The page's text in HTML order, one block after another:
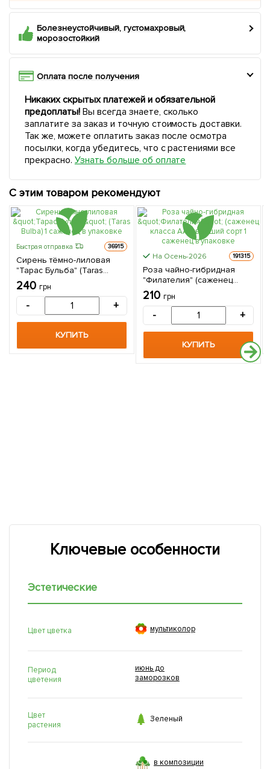
Болезнеустойчивый, густомахровый,
морозостойкий
Оплата после получения
Никаких скрытых платежей и обязательной
предоплаты!Вы всегда знаете, сколько
заплатите за заказ и точную стоимость доставки.
Так же, можете оплатить заказ после осмотра
посылки, когда убедитесь, что с растениями все
прекрасно. Узнать больше об оплате
С этим товаром рекомендуют
Быстрая отправка 36915
Сирень тёмно-лиловая
"Тарас Бульба" (Taras
Bulba) 1 саженец в
упаковке
240 грн
- +
КУПИТЬ
На Осень-2026 191315
Роза чайно-гибридная
"Филателия" (саженец
класса АА+) высший сорт 1
саженец в упаковке
210 грн
- +
КУПИТЬ
Ключевые особенности
Эстетические
Цвет цветка  мультиколор
Период
цветения
июнь до
заморозков
Цвет
растения
 Зеленый
в композиции